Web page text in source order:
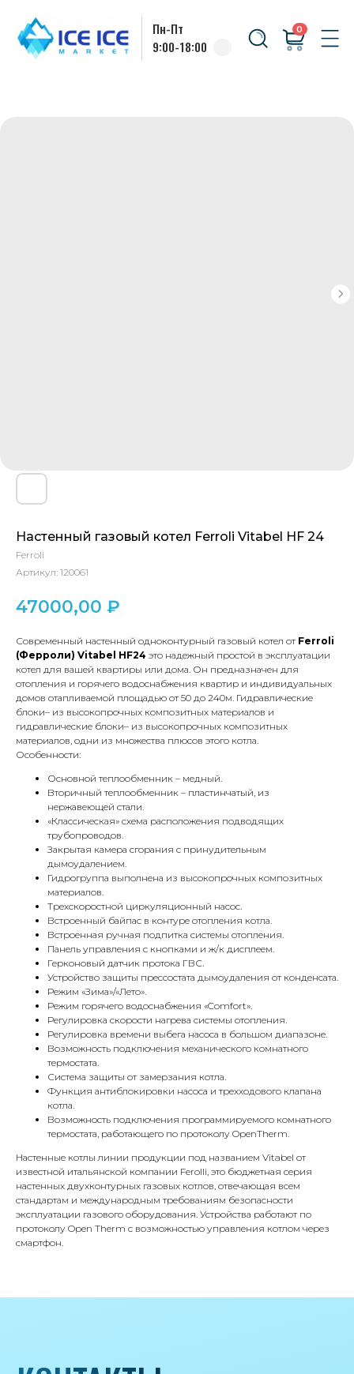
9:00-18:00
Настенный газовый котел Ferroli Vitabel HF 24
Ferroli
Артикул: 120061
47000,00 ₽
Современный настенный одноконтурный газовый котел от Ferroli
(Ферроли) Vitabel HF24 это надежный простой в эксплуатации
котел для вашей квартиры или дома. Он предназначен для
отопления и горячего водоснабжения квартир и индивидуальных
домов отапливаемой площадью от 50 до 240м. Гидравлические
блоки– из высокопрочных композитных материалов и
гидравлические блоки– из высокопрочных композитных
материалов, одни из множества плюсов этого котла.
Особенности:
Основной теплообменник – медный.
Вторичный теплообменник – пластинчатый, из
нержавеющей стали.
«Классическая» схема расположения подводящих
трубопроводов.
Закрытая камера сгорания с принудительным
дымоудалением.
Гидрогруппа выполнена из высокопрочных композитных
материалов.
Трехскоростной циркуляционный насос.
Встроенный байпас в контуре отопления котла.
Встроенная ручная подпитка системы отопления.
Панель управления с кнопками и ж/к дисплеем.
Герконовый датчик протока ГВС.
Устройство защиты прессостата дымоудаления от конденсата.
Режим «Зима»/«Лето».
Режим горячего водоснабжения «Comfort».
Регулировка скорости нагрева системы отопления.
Регулировка времени выбега насоса в большом диапазоне.
Возможность подключения механического комнатного
термостата.
Система защиты от замерзания котла.
Функция антиблокировки насоса и трехходового клапана
котла.
Возможность подключения программируемого комнатного
термостата, работающего по протоколу OpenTherm.
Настенные котлы линии продукции под названием Vitabel от
известной итальянской компании Ferolli, это бюджетная серия
настенных двухконтурных газовых котлов, отвечающая всем
стандартам и международным требованиям безопасности
эксплуатации газового оборудования. Устройства работают по
протоколу Open Therm с возможностью управления котлом через
смартфон.
Адрес
Г.Москва Волоколамское шоссе,
71/22к2
Пн-вс с 9:00 до 18:00
Телефон
8 495 233-79-79
Почта
iceicemarket@yandex.ru
8 985 233-79-79
КОНТАКТЫ